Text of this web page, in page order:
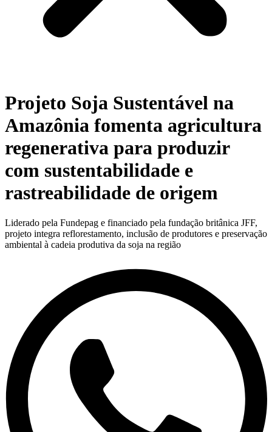
Projeto Soja Sustentável na
Amazônia fomenta agricultura
regenerativa para produzir
com sustentabilidade e
rastreabilidade de origem
Liderado pela Fundepag e financiado pela fundação britânica JFF,
projeto integra reflorestamento, inclusão de produtores e preservação
ambiental à cadeia produtiva da soja na região